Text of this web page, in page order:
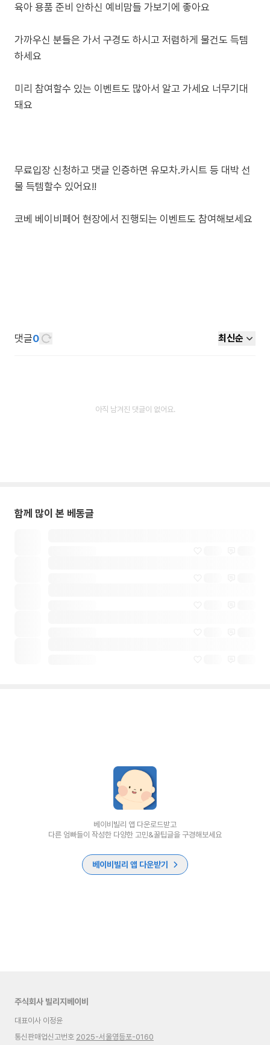
육아 용품 준비 안하신 예비맘들 가보기에 좋아요
가까우신 분들은 가서 구경도 하시고 저렴하게 물건도 득템
하세요
미리 참여할수 있는 이벤트도 많아서 알고 가세요 너무기대
돼요
무료입장 신청하고 댓글 인증하면 유모차.카시트 등 대박 선
물 득템할수 있어요!!
코베 베이비페어 현장에서 진행되는 이벤트도 참여해보세요
댓글0 최신순
아직 남겨진 댓글이 없어요.
함께 많이 본 베동글
베이비빌리 앱 다운로드받고
다른 엄빠들이 작성한 다양한 고민&꿀팁글을 구경해보세요
베이비빌리 앱 다운받기
주식회사 빌리지베이비
대표이사 이정윤
통신판매업신고번호 2025-서울영등포-0160